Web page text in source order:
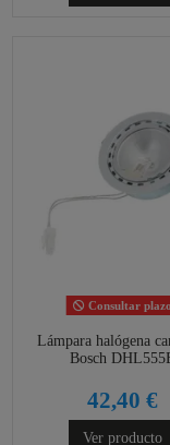
Consultar plazo
Lámpara halógena
Bosch
42,40 €
Ver producto